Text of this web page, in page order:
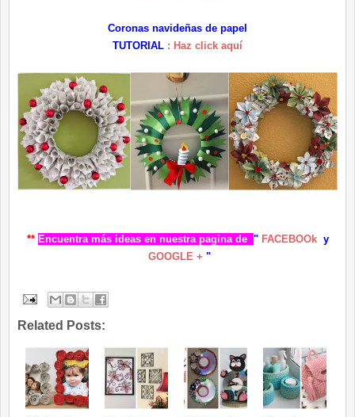
Coronas navideñas de papel
TUTORIAL : Haz click aquí
** Encuentra más ideas en nuestra pagina de " FACEBOOk y
GOOGLE + "
Related Posts: